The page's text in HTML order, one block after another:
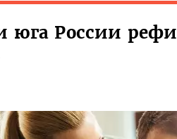
юга России